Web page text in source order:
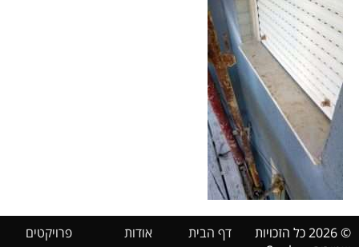
© 2026 כל הזכויות
דף הבית
אודות
פרויקטים